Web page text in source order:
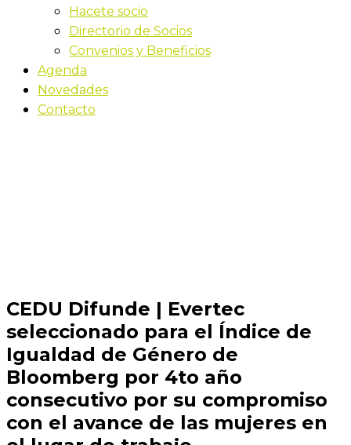
Hacete socio
Directorio de Socios
Convenios y Beneficios
Agenda
Novedades
Contacto
CEDU Difunde | Evertec
seleccionado para el Índice de
Igualdad de Género de
Bloomberg por 4to año
consecutivo por su compromiso
con el avance de las mujeres en